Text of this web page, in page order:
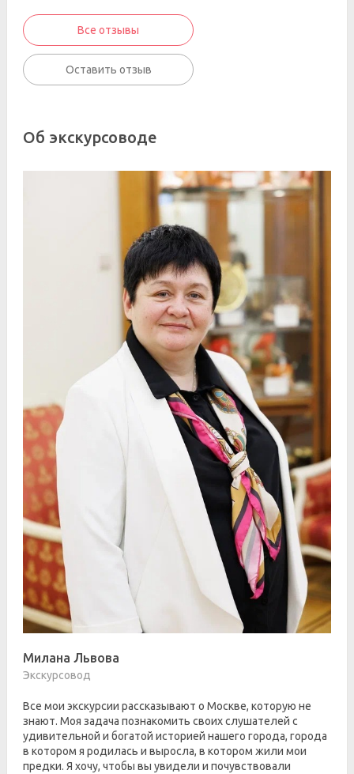
Все отзывы
Оставить отзыв
Об экскурсоводе
Милана Львова
Экскурсовод
Все мои экскурсии рассказывают о Москве, которую не
знают. Моя задача познакомить своих слушателей с
удивительной и богатой историей нашего города, города
в котором я родилась и выросла, в котором жили мои
предки. Я хочу, чтобы вы увидели и почувствовали